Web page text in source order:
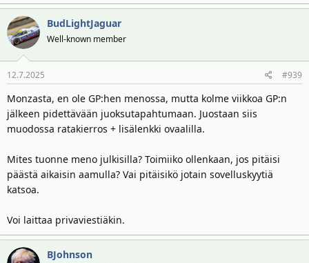
BudLightJaguar
Well-known member
12.7.2025 #939
Monzasta, en ole GP:hen menossa, mutta kolme viikkoa GP:n
jälkeen pidettävään juoksutapahtumaan. Juostaan siis
muodossa ratakierros + lisälenkki ovaalilla.
Mites tuonne meno julkisilla? Toimiiko ollenkaan, jos pitäisi
päästä aikaisin aamulla? Vai pitäisikö jotain sovelluskyytiä
katsoa.
Voi laittaa privaviestiäkin.
BJohnson